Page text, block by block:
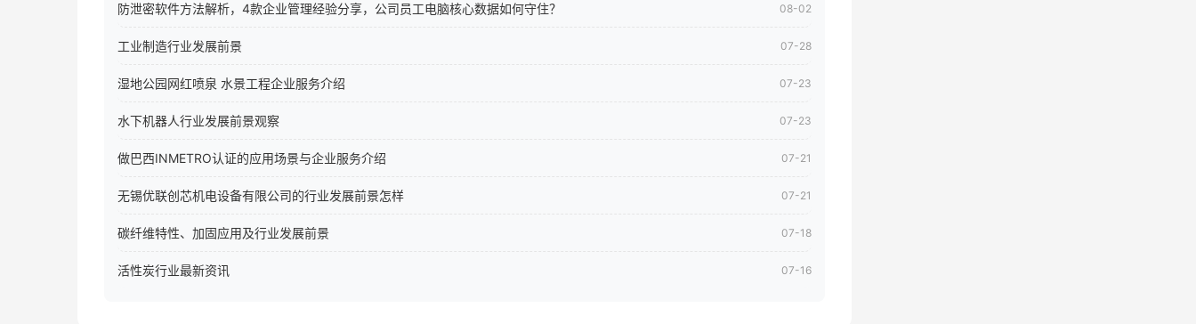
防泄密软件方法解析，4款企业管理经验分享，公司员工电脑核心数据如何守住？ 08-02
工业制造行业发展前景 07-28
湿地公园网红喷泉 水景工程企业服务介绍 07-23
水下机器人行业发展前景观察 07-23
做巴西INMETRO认证的应用场景与企业服务介绍 07-21
无锡优联创芯机电设备有限公司的行业发展前景怎样 07-21
碳纤维特性、加固应用及行业发展前景 07-18
活性炭行业最新资讯 07-16